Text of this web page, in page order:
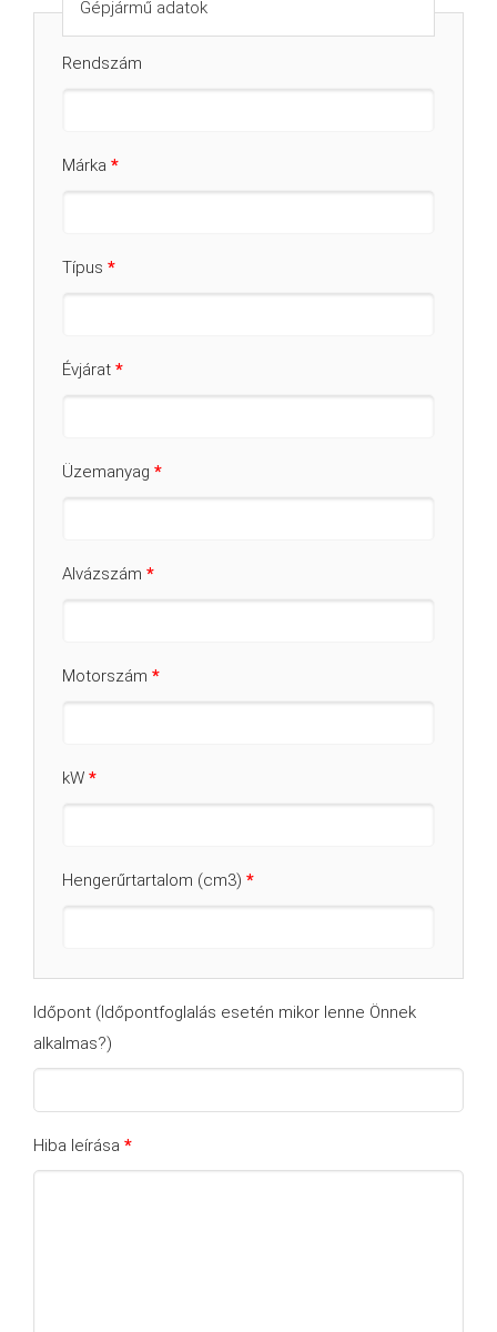
Gépjármű adatok
Rendszám
Márka *
Típus *
Évjárat *
Üzemanyag *
Alvázszám *
Motorszám *
kW *
Hengerűrtartalom (cm3) *
Időpont (Időpontfoglalás esetén mikor lenne Önnek
alkalmas?)
Hiba leírása *